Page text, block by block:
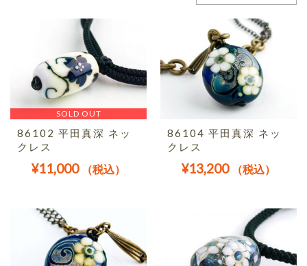
SOLD OUT
86102 平田真深 ネッ
クレス
¥11,000 （税込）
86104 平田真深 ネッ
クレス
¥13,200 （税込）